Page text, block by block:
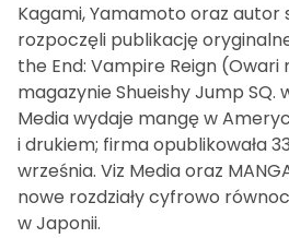
Kagami, Yamamoto oraz
rozpoczęli publikację
the End: Vampire Reign (Owari
magazynie Shueishy Jump SQ.
Media wydaje mangę w
i drukiem; firma opublikowała
września. Viz Media oraz
nowe rozdziały cyfrowo
w Japonii.